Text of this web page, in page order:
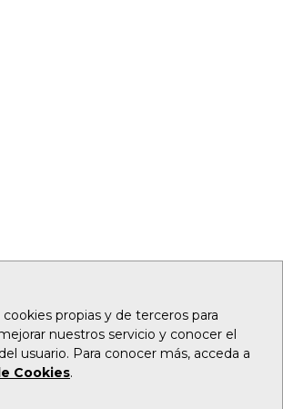
propias y de terceros para
nuestros servicio y conocer el
usuario. Para conocer más, acceda a
Cookies.